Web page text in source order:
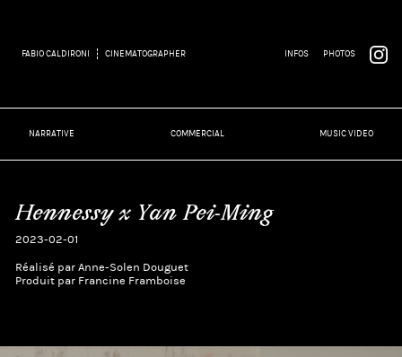
FABIO CALDIRONI CINEMATOGRAPHER INFOS PHOTOS
NARRATIVE COMMERCIAL MUSIC VIDEO
Hennessy x Yan Pei-Ming
2023-02-01
Réalisé par Anne-Solen Douguet
Produit par Francine Framboise